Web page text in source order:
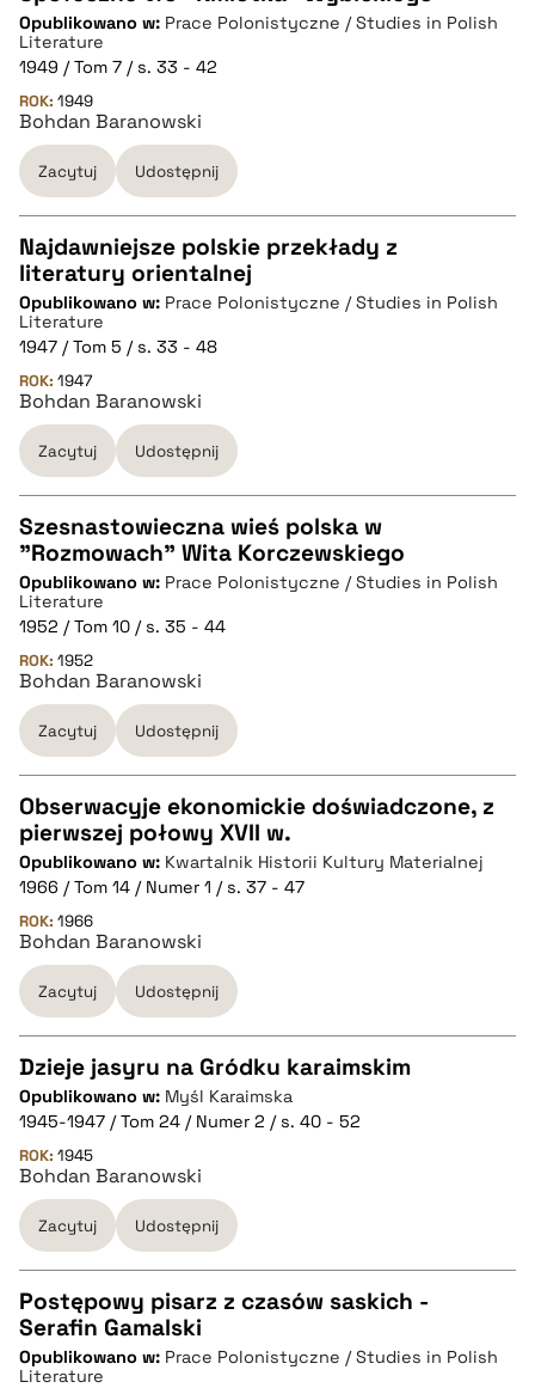
CZYSTY TEKST
pobierz cytat
BIBTEX
pobierz cytat
Opublikowano w: Prace Polonistyczne / Studies in Polish
Literature
1949 / Tom 7 / s. 33 - 42
ROK: 1949
Bohdan Baranowski
Zacytuj Udostępnij
CZYSTY TEKST
pobierz cytat
BIBTEX
pobierz cytat
Najdawniejsze polskie przekłady z
literatury orientalnej
Opublikowano w: Prace Polonistyczne / Studies in Polish
Literature
1947 / Tom 5 / s. 33 - 48
ROK: 1947
Bohdan Baranowski
Zacytuj Udostępnij
CZYSTY TEKST
pobierz cytat
BIBTEX
pobierz cytat
Szesnastowieczna wieś polska w
"Rozmowach" Wita Korczewskiego
Opublikowano w: Prace Polonistyczne / Studies in Polish
Literature
1952 / Tom 10 / s. 35 - 44
ROK: 1952
Bohdan Baranowski
Zacytuj Udostępnij
CZYSTY TEKST
pobierz cytat
BIBTEX
pobierz cytat
Obserwacyje ekonomickie doświadczone, z
pierwszej połowy XVII w.
Opublikowano w: Kwartalnik Historii Kultury Materialnej
1966 / Tom 14 / Numer 1 / s. 37 - 47
ROK: 1966
Bohdan Baranowski
Zacytuj Udostępnij
CZYSTY TEKST
pobierz cytat
BIBTEX
pobierz cytat
Dzieje jasyru na Gródku karaimskim
Opublikowano w: Myśl Karaimska
1945-1947 / Tom 24 / Numer 2 / s. 40 - 52
ROK: 1945
Bohdan Baranowski
Zacytuj Udostępnij
CZYSTY TEKST
Postępowy pisarz z czasów saskich -
Serafin Gamalski
Opublikowano w: Prace Polonistyczne / Studies in Polish
Literature